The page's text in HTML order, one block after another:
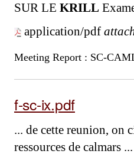
SUR LE KRILL
application/pdf
Meeting Report : SC-
f-sc-ix.pdf
... de cette reunion, on
ressources de calmars